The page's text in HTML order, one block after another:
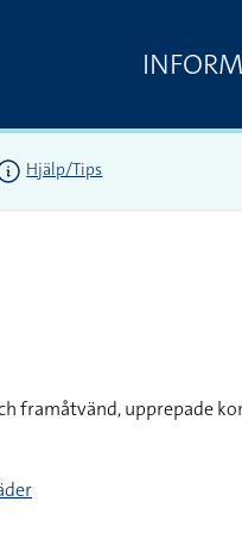
Hjälp/Tips
framåtvänd, upprepade